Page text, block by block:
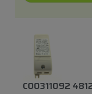
C00311092